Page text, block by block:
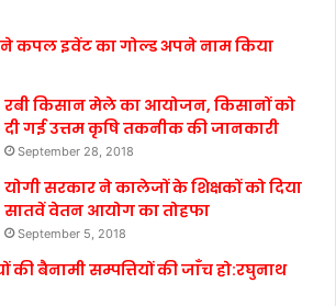
कपल इवेंट का गोल्ड अपने नाम किया
रबी किसान मेले का आयोजन, किसानों को
दी गई उत्तम कृषि तकनीक की जानकारी
September 28, 2018
योगी सरकार ने कालेजों के शिक्षकों को दिया
सातवें वेतन आयोग का तोहफा
September 5, 2018
की बैनामी सम्पत्तियों की जाँच हो:रघुनाथ